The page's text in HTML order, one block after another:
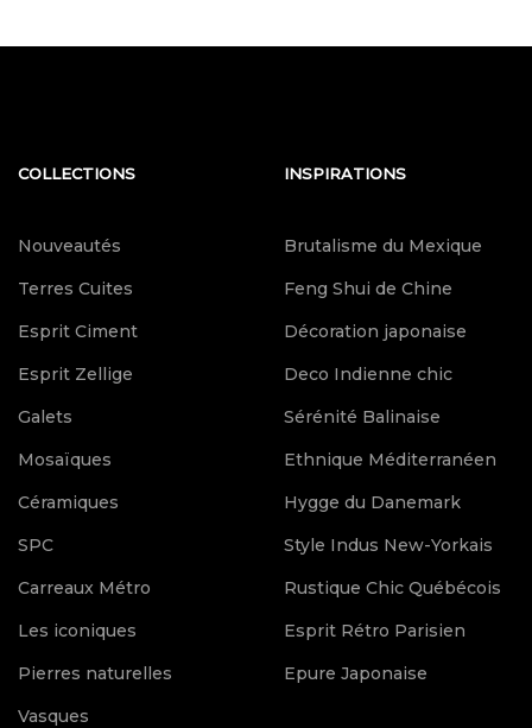
COLLECTIONS
Nouveautés
Terres Cuites
Esprit Ciment
Esprit Zellige
Galets
Mosaïques
Céramiques
SPC
Carreaux Métro
Les iconiques
Pierres naturelles
Vasques
INSPIRATIONS
Brutalisme du Mexique
Feng Shui de Chine
Décoration japonaise
Deco Indienne chic
Sérénité Balinaise
Ethnique Méditerranéen
Hygge du Danemark
Style Indus New-Yorkais
Rustique Chic Québécois
Esprit Rétro Parisien
Epure Japonaise